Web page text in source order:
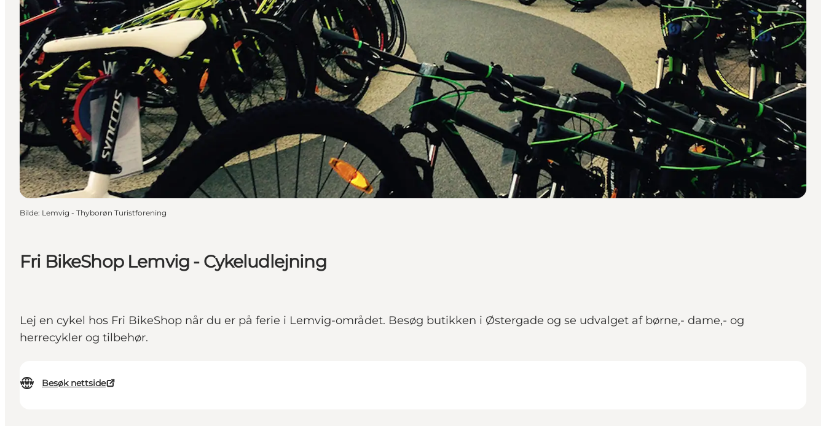
Fri BikeShop Lemvig - Cykeludlejning
Lej en cykel hos Fri BikeShop når du er på ferie i Lemvig-området. Besøg butikken i Østergade og se udvalget af børne,- dame,- og
herrecykler og tilbehør.
Besøk nettside
Bilde: Lemvig - Thyborøn Turistforening